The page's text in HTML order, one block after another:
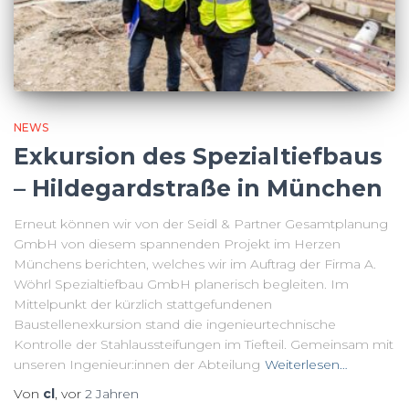
NEWS
Exkursion des Spezialtiefbaus
– Hildegardstraße in München
Erneut können wir von der Seidl & Partner Gesamtplanung
GmbH von diesem spannenden Projekt im Herzen
Münchens berichten, welches wir im Auftrag der Firma A.
Wöhrl Spezialtiefbau GmbH planerisch begleiten. Im
Mittelpunkt der kürzlich stattgefundenen
Baustellenexkursion stand die ingenieurtechnische
Kontrolle der Stahlaussteifungen im Tiefteil. Gemeinsam mit
unseren Ingenieur:innen der Abteilung Weiterlesen…
Von cl, vor 2 Jahren